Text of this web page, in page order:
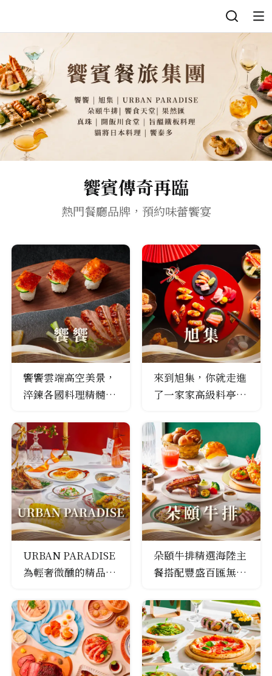
饗賓傳奇再臨
熱門餐廳品牌，預約味蕾饗宴
饗饗雲端高空美景，
淬鍊各國料理精髓，
貌。
來到旭集，你就走進
了一家家高級料亭。
來海洋、季風與土地
的美味。
URBAN PARADISE
為輕奢微醺的精品餐
酒」融合，讓味蕾成
為旅人，隨心品嚐世
界與台灣在地精心美
饌裡的醺然韻味。
朵頤牛排精選海陸主
餐搭配豐盛百匯無限
快朵頤！